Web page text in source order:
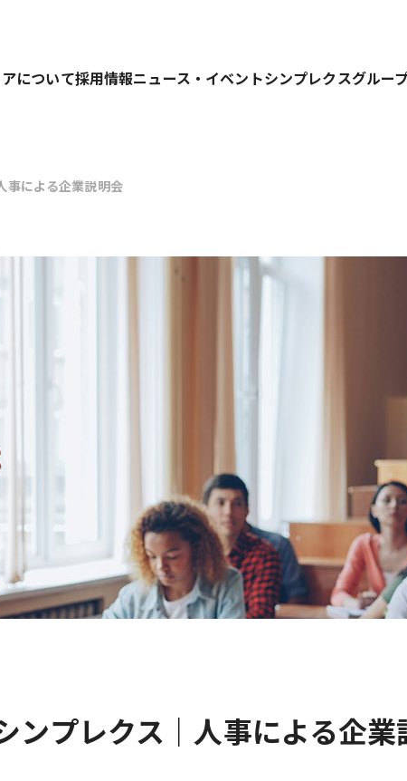
について採用情報ニュース・イベントシンプレクスグルー
事による企業説明会
ンプレクス｜人事による企